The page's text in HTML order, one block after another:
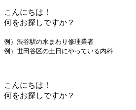
こんにちは！
何をお探しですか？
例）渋谷駅の水まわり修理業者
例）世田谷区の土日にやっている内科
こんにちは！
何をお探しですか？